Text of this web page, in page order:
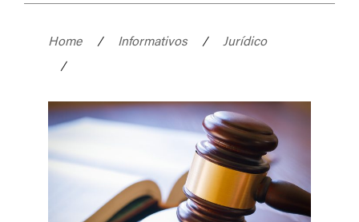
Home / Informativos /
Jurídico
/